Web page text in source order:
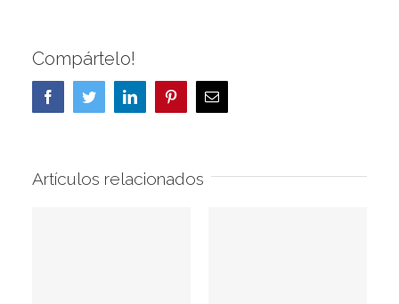
Compártelo!
FacebookTwitterLinkedInPinterestCorreo
electrónico
Artículos relacionados